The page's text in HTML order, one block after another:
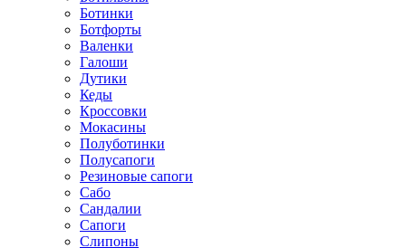
Ботинки
Ботфорты
Валенки
Галоши
Дутики
Кеды
Кроссовки
Мокасины
Полуботинки
Полусапоги
Резиновые сапоги
Сабо
Сандалии
Сапоги
Слипоны